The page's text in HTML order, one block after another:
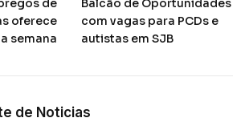
de
oferece
semana
Balcão de Oportunidades
com vagas para PCDs e
autistas em SJB
de Noticias